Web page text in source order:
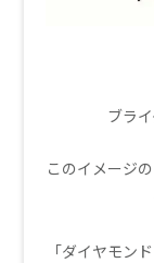
ブラ
このイメージ
「ダイヤモン